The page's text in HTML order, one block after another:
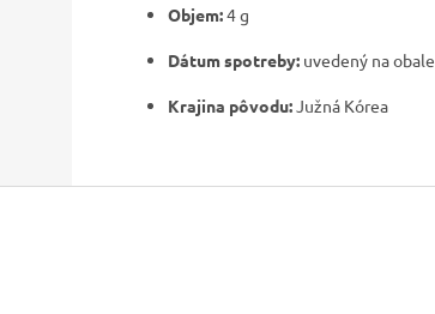
Objem:4 g
Dátum spotreby: uvedený na obale
Krajina pôvodu:Južná Kórea